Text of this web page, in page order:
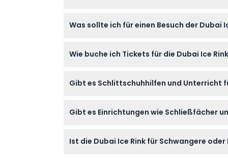
begleitet werden. Sicherheitshelme werden
Was sollte ich für einen Besuch der Dubai
eBykes benutzen möchten, sind enge
Wie buche ich Tickets für die Dubai Ice
und unter keinen Umständen storniert
Gibt es Schlittschuhhilfen und Unterricht
werden ebenfalls angeboten, und eine
Gibt es Einrichtungen wie Schließfächer
ebenfalls Sitzplätze zur Verfügung, damit
Ist die Dubai Ice Rink für Schwangere